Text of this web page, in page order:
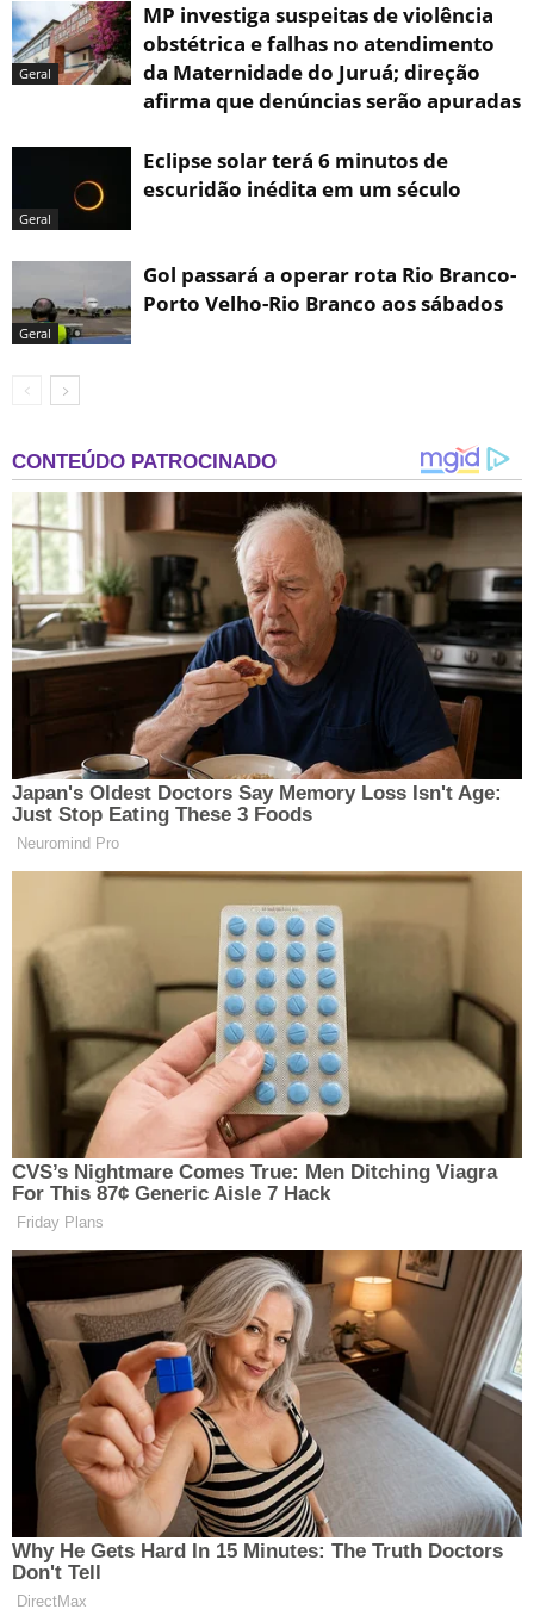
Geral
MP investiga suspeitas de violência
obstétrica e falhas no atendimento
da Maternidade do Juruá; direção
afirma que denúncias serão apuradas
Geral
Eclipse solar terá 6 minutos de
escuridão inédita em um século
Geral
Gol passará a operar rota Rio Branco-
Porto Velho-Rio Branco aos sábados